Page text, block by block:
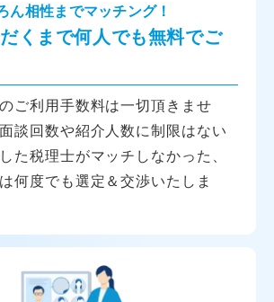
ん相性までマッチング！
くまで何人でも無料でご
ご利用手数料は一切頂きませ
談回数や紹介人数に制限はない
た税理士がマッチしなかった、
何度でも選定＆交渉いたしま